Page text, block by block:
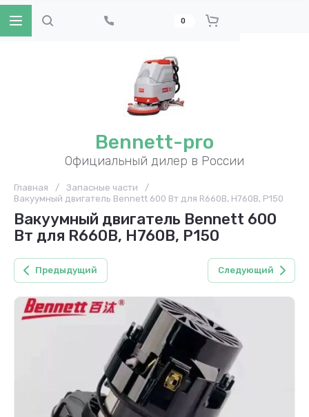
0
Bennett-pro
Официальный дилер в России
Главная / Запасные части
/
Вакуумный двигатель Bennett 600 Вт для R660B, H760B, P150
Вакуумный двигатель Bennett 600
Вт для R660B, H760B, P150
Предыдущий Следующий